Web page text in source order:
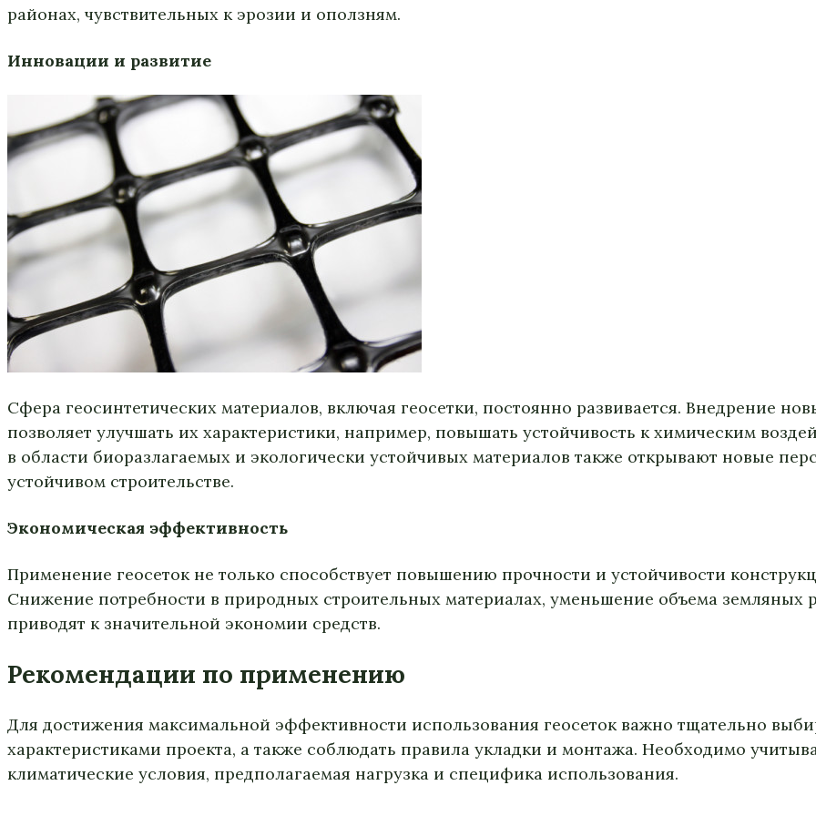
районах, чувствительных к эрозии и оползням.
Инновации и развитие
Сфера геосинтетических материалов, включая геосетки, постоянно развивается. Внедрение
позволяет улучшать их характеристики, например, повышать устойчивость к химическим
в области биоразлагаемых и экологически устойчивых материалов также открывают новые
устойчивом строительстве.
Экономическая эффективность
Применение геосеток не только способствует повышению прочности и устойчивости
Снижение потребности в природных строительных материалах, уменьшение объема земляных
приводят к значительной экономии средств.
Рекомендации по применению
Для достижения максимальной эффективности использования геосеток важно тщательно
характеристиками проекта, а также соблюдать правила укладки и монтажа. Необходимо
климатические условия, предполагаемая нагрузка и специфика использования.